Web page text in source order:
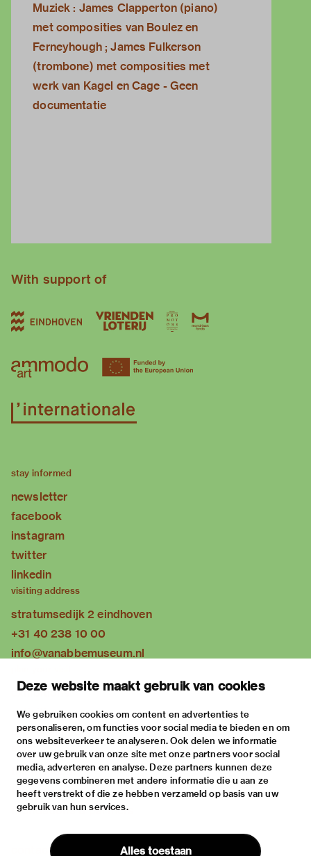
Deze website maakt gebruik van cookies
We gebruiken cookies om content en advertenties te
personaliseren, om functies voor social media te bieden en om
ons websiteverkeer te analyseren. Ook delen we informatie
over uw gebruik van onze site met onze partners voor social
media, adverteren en analyse. Deze partners kunnen deze
gegevens combineren met andere informatie die u aan ze
heeft verstrekt of die ze hebben verzameld op basis van uw
gebruik van hun services.
Alles toestaan
Muziek : James Clapperton (piano)
met composities van Boulez en
Ferneyhough ; James Fulkerson
(trombone) met composities met
werk van Kagel en Cage - Geen
documentatie
With support of
stay informed
newsletter
facebook
instagram
twitter
linkedin
visiting address
stratumsedijk 2 eindhoven
+31 40 238 10 00
info@vanabbemuseum.nl
exhibitions
activities
practical information
about
the museum
the collection
foundations & partners
contact